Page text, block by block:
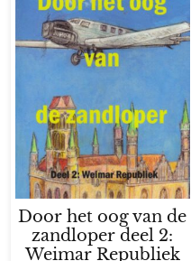
Door het oog van de
zandloper deel 2:
Weimar Republiek